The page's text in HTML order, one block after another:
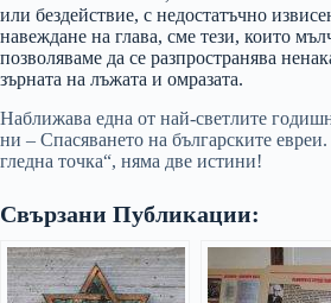
или бездействие, с недостатъчно
навеждане на глава, сме тези, които
позволяваме да се разпространява
зърната на лъжата и омразата.
Наближава една от най-светлите
ни – Спасяването на българските
гледна точка“, няма две истини!
Свързани Публикации: